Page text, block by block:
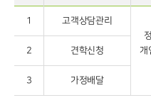
1
고객상담관리
개
2 견학신청
3 가정배달